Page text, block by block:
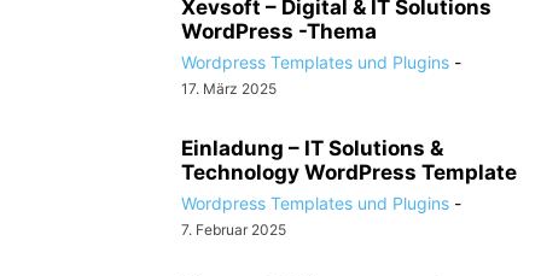
Xevsoft – Digital & IT Solutions
WordPress -Thema
Wordpress Templates und Plugins -
17. März 2025
Einladung – IT Solutions &
Technology WordPress Template
Wordpress Templates und Plugins -
7. Februar 2025